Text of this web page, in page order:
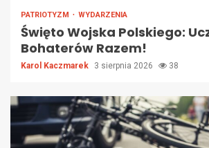
PATRIOTYZM WYDARZENIA
Święto Wojska Polskiego:
Bohaterów Razem!
Karol Kaczmarek 3 sierpnia 2026 38